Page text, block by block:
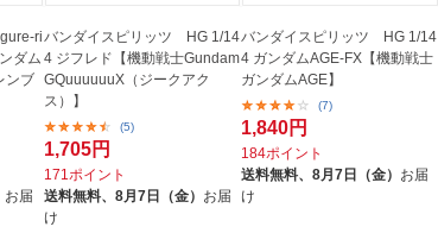
ri
ダム
ンブ
お届
バンダイスピリッツ HG 1/14
4 ジフレド【機動戦士Gundam
GQuuuuuuX（ジークアク
ス）】
(5)
1,705円
171ポイント
送料無料、 8月7日（金） お届
け
バンダイスピリッツ HG 1/14
4 ガンダムAGE-FX【機動戦士
ガンダムAGE】
(7)
1,840円
184ポイント
送料無料、8月7日（金） お届
け